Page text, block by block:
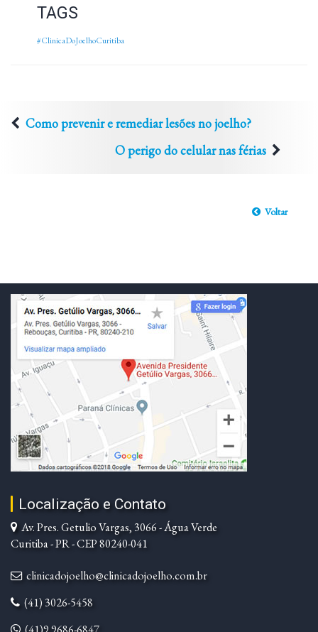
TAGS
#ClinicaDoJoelhoCuritiba
Como prevenir e remediar lesões no joelho?
O perigo do celular nas férias
Voltar
Localização e Contato
Av. Pres. Getulio Vargas, 3066 - Água Verde
Curitiba - PR - CEP 80240-041
clinicadojoelho@clinicadojoelho.com.br
(41) 3026-5458